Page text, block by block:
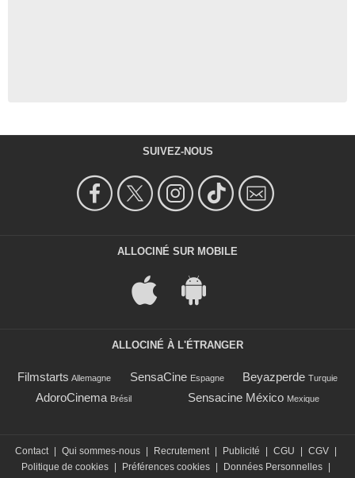
SUIVEZ-NOUS
ALLOCINÉ SUR MOBILE
ALLOCINÉ À L'ÉTRANGER
Filmstarts Allemagne SensaCine Espagne Beyazperde Turquie
AdoroCinema Brésil Sensacine México Mexique
Contact | Qui sommes-nous | Recrutement | Publicité | CGU | CGV |
Politique de cookies | Préférences cookies | Données Personnelles |